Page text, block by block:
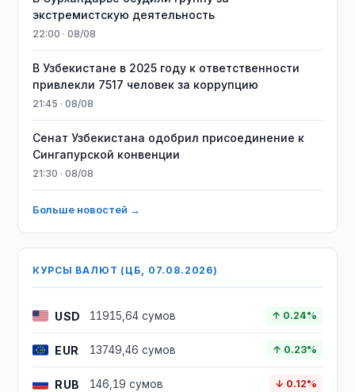
экстремистскую деятельность
22:00 · 08/08
В Узбекистане в 2025 году к ответственности
привлекли 7517 человек за коррупцию
21:45 · 08/08
Сенат Узбекистана одобрил присоединение к
Сингапурской конвенции
21:30 · 08/08
Больше новостей →
КУРСЫ ВАЛЮТ (ЦБ, 07.08.2026)
USD 11915,64 сумов ↑ 0.24%
EUR 13749,46 сумов ↑ 0.23%
RUB 146,19 сумов ↓ 0.12%